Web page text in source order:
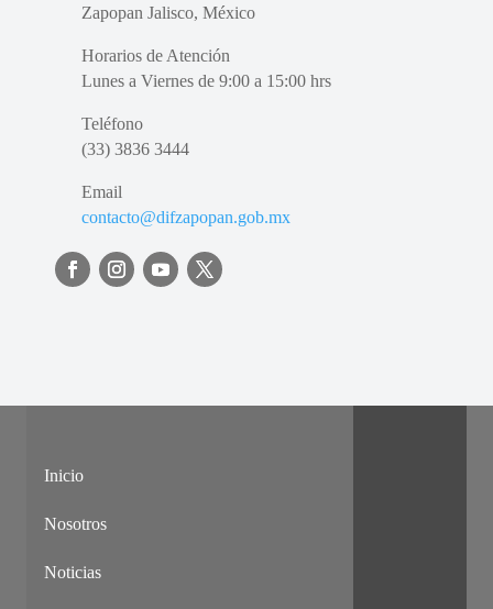
Zapopan Jalisco, México
Horarios de Atención
Lunes a Viernes de 9:00 a 15:00 hrs
Teléfono
(33) 3836 3444
Email
contacto@difzapopan.gob.mx
Inicio
Nosotros
Noticias